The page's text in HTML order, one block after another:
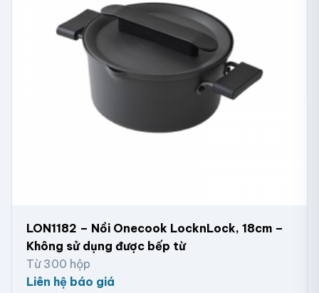
LON1182 – Nồi Onecook LocknLock, 18cm –
Không sử dụng được bếp từ
Từ 300 hộp
Liên hệ báo giá